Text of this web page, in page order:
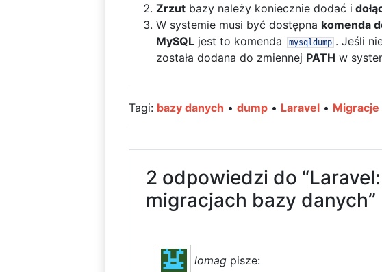
Zrzutbazy należy koniecznie dodać i
W systemie musi być dostępna komenda
MySQLjest to komenda mysqldump . Jeśli
została dodana do zmiennej PATH w
Tagi: bazy danych • dump• Laravel• Migracje
2 odpowiedzi do
migracjach bazy danych”
lomag pisze: